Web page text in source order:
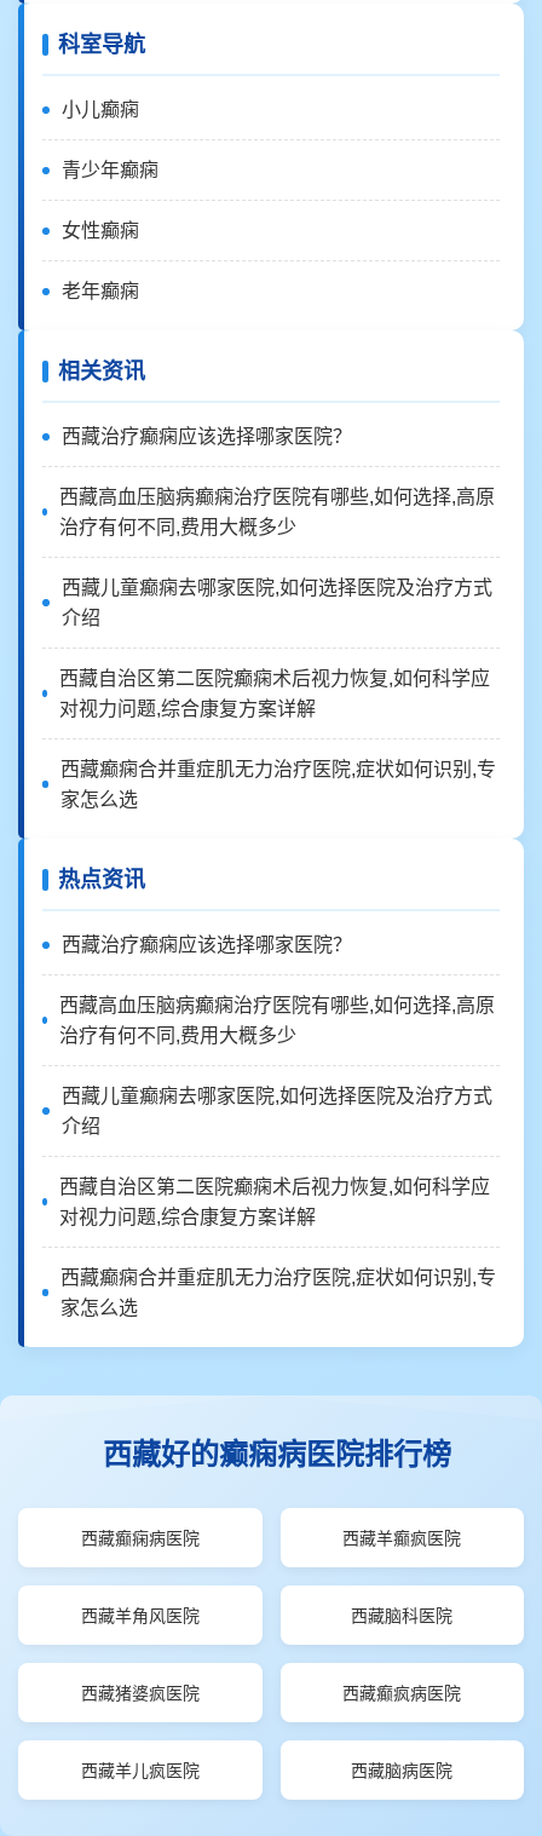
科室导航
小儿癫痫
青少年癫痫
女性癫痫
老年癫痫
相关资讯
西藏治疗癫痫应该选择哪家医院？
西藏高血压脑病癫痫治疗医院有哪些,如何选择,高原
治疗有何不同,费用大概多少
西藏儿童癫痫去哪家医院,如何选择医院及治疗方式
介绍
西藏自治区第二医院癫痫术后视力恢复,如何科学应
对视力问题,综合康复方案详解
西藏癫痫合并重症肌无力治疗医院,症状如何识别,专
家怎么选
热点资讯
西藏治疗癫痫应该选择哪家医院？
西藏高血压脑病癫痫治疗医院有哪些,如何选择,高原
治疗有何不同,费用大概多少
西藏儿童癫痫去哪家医院,如何选择医院及治疗方式
介绍
西藏自治区第二医院癫痫术后视力恢复,如何科学应
对视力问题,综合康复方案详解
西藏癫痫合并重症肌无力治疗医院,症状如何识别,专
家怎么选
西藏好的癫痫病医院排行榜
西藏癫痫病医院 西藏羊癫疯医院
西藏羊角风医院 西藏脑科医院
西藏猪婆疯医院 西藏癫疯病医院
西藏羊儿疯医院 西藏脑病医院